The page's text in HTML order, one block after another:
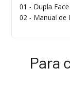
01 - Dupla Face
02 - Manual de
Para